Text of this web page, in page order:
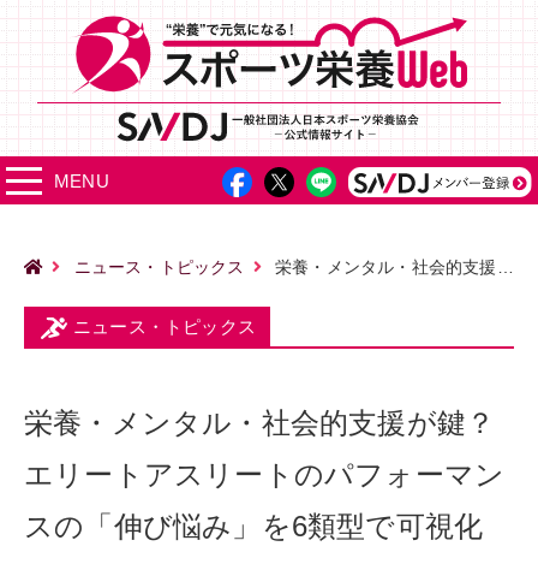
MENU
ニュース・トピックス 栄養・メンタル・社会的支援が鍵？ エリートアスリートのパフォーマンスの「伸び悩み」を6類型で可視化
ニュース・トピックス
栄養・メンタル・社会的支援が鍵？
エリートアスリートのパフォーマン
スの「伸び悩み」を6類型で可視化